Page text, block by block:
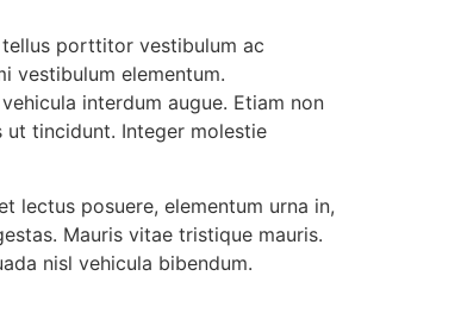
porttitor vestibulum ac
vestibulum elementum.
interdum augue. Etiam non
ut tincidunt. Integer molestie
lectus posuere, elementum urna in,
Mauris vitae tristique mauris.
nisl vehicula bibendum.